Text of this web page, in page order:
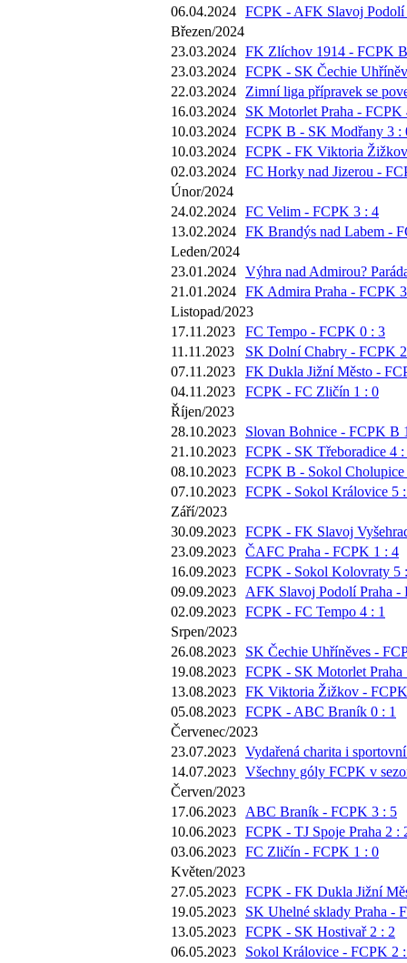
06.04.2024 FCPK - AFK Slavoj Podolí
Březen/2024
23.03.2024 FK Zlíchov 1914 - FCPK
23.03.2024 FCPK - SK Čechie
22.03.2024
Zimní liga přípravek se
16.03.2024
SK Motorlet Praha - FCPK
10.03.2024 FCPK B - SK Modřany 3 :
10.03.2024 FCPK - FK Viktoria
02.03.2024 FC Horky nad Jizerou -
Únor/2024
24.02.2024 FC Velim - FCPK 3 : 4
13.02.2024 FK Brandýs nad Labem -
Leden/2024
23.01.2024 Výhra nad Admirou?
21.01.2024 FK Admira Praha - FCPK
Listopad/2023
17.11.2023
FC Tempo - FCPK 0 : 3
11.11.2023
SK Dolní Chabry - FCPK
07.11.2023
FK Dukla Jižní Město -
04.11.2023
FCPK - FC Zličín 1 : 0
Říjen/2023
28.10.2023
Slovan Bohnice - FCPK B
21.10.2023 FCPK - SK Třeboradice 4 :
08.10.2023 FCPK B - Sokol Cholupice
07.10.2023 FCPK - Sokol Královice 5
Září/2023
30.09.2023 FCPK - FK Slavoj
23.09.2023 ČAFC Praha - FCPK 1 : 4
16.09.2023 FCPK - Sokol Kolovraty 5
09.09.2023
AFK Slavoj Podolí Praha -
02.09.2023 FCPK - FC Tempo 4 : 1
Srpen/2023
26.08.2023
SK Čechie Uhříněves -
19.08.2023 FCPK - SK Motorlet Praha
13.08.2023 FK Viktoria Žižkov -
05.08.2023 FCPK - ABC Braník 0 : 1
Červenec/2023
23.07.2023 Vydařená charita i
14.07.2023 Všechny góly FCPK v
Červen/2023
17.06.2023
ABC Braník - FCPK 3 : 5
10.06.2023 FCPK - TJ Spoje Praha 2 :
03.06.2023 FC Zličín - FCPK 1 : 0
Květen/2023
27.05.2023 FCPK - FK Dukla Jižní
19.05.2023
SK Uhelné sklady Praha -
13.05.2023 FCPK - SK Hostivař 2 : 2
06.05.2023
Sokol Královice - FCPK 2